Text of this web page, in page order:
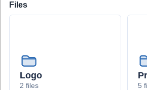
Files
Logo
2 files 5